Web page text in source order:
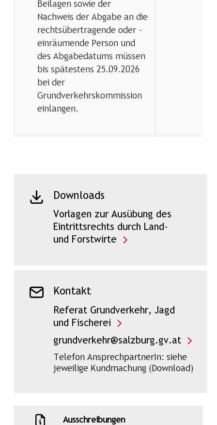
Beilagen sowie der
Nachweis der Abgabe an die
rechtsübertragende oder -
einräumende Person und
des Abgabedatums müssen
bis spätestens 25.09.2026
bei der
Grundverkehrskommission
einlangen.
Downloads
Vorlagen zur Ausübung des
Eintrittsrechts durch Land-
und Forstwirte
Kontakt
Referat Grundverkehr, Jagd
und Fischerei
grundverkehr@salzburg.gv.at
Telefon AnsprechpartnerIn: siehe
jeweilige Kundmachung (Download)
Ausschreibungen